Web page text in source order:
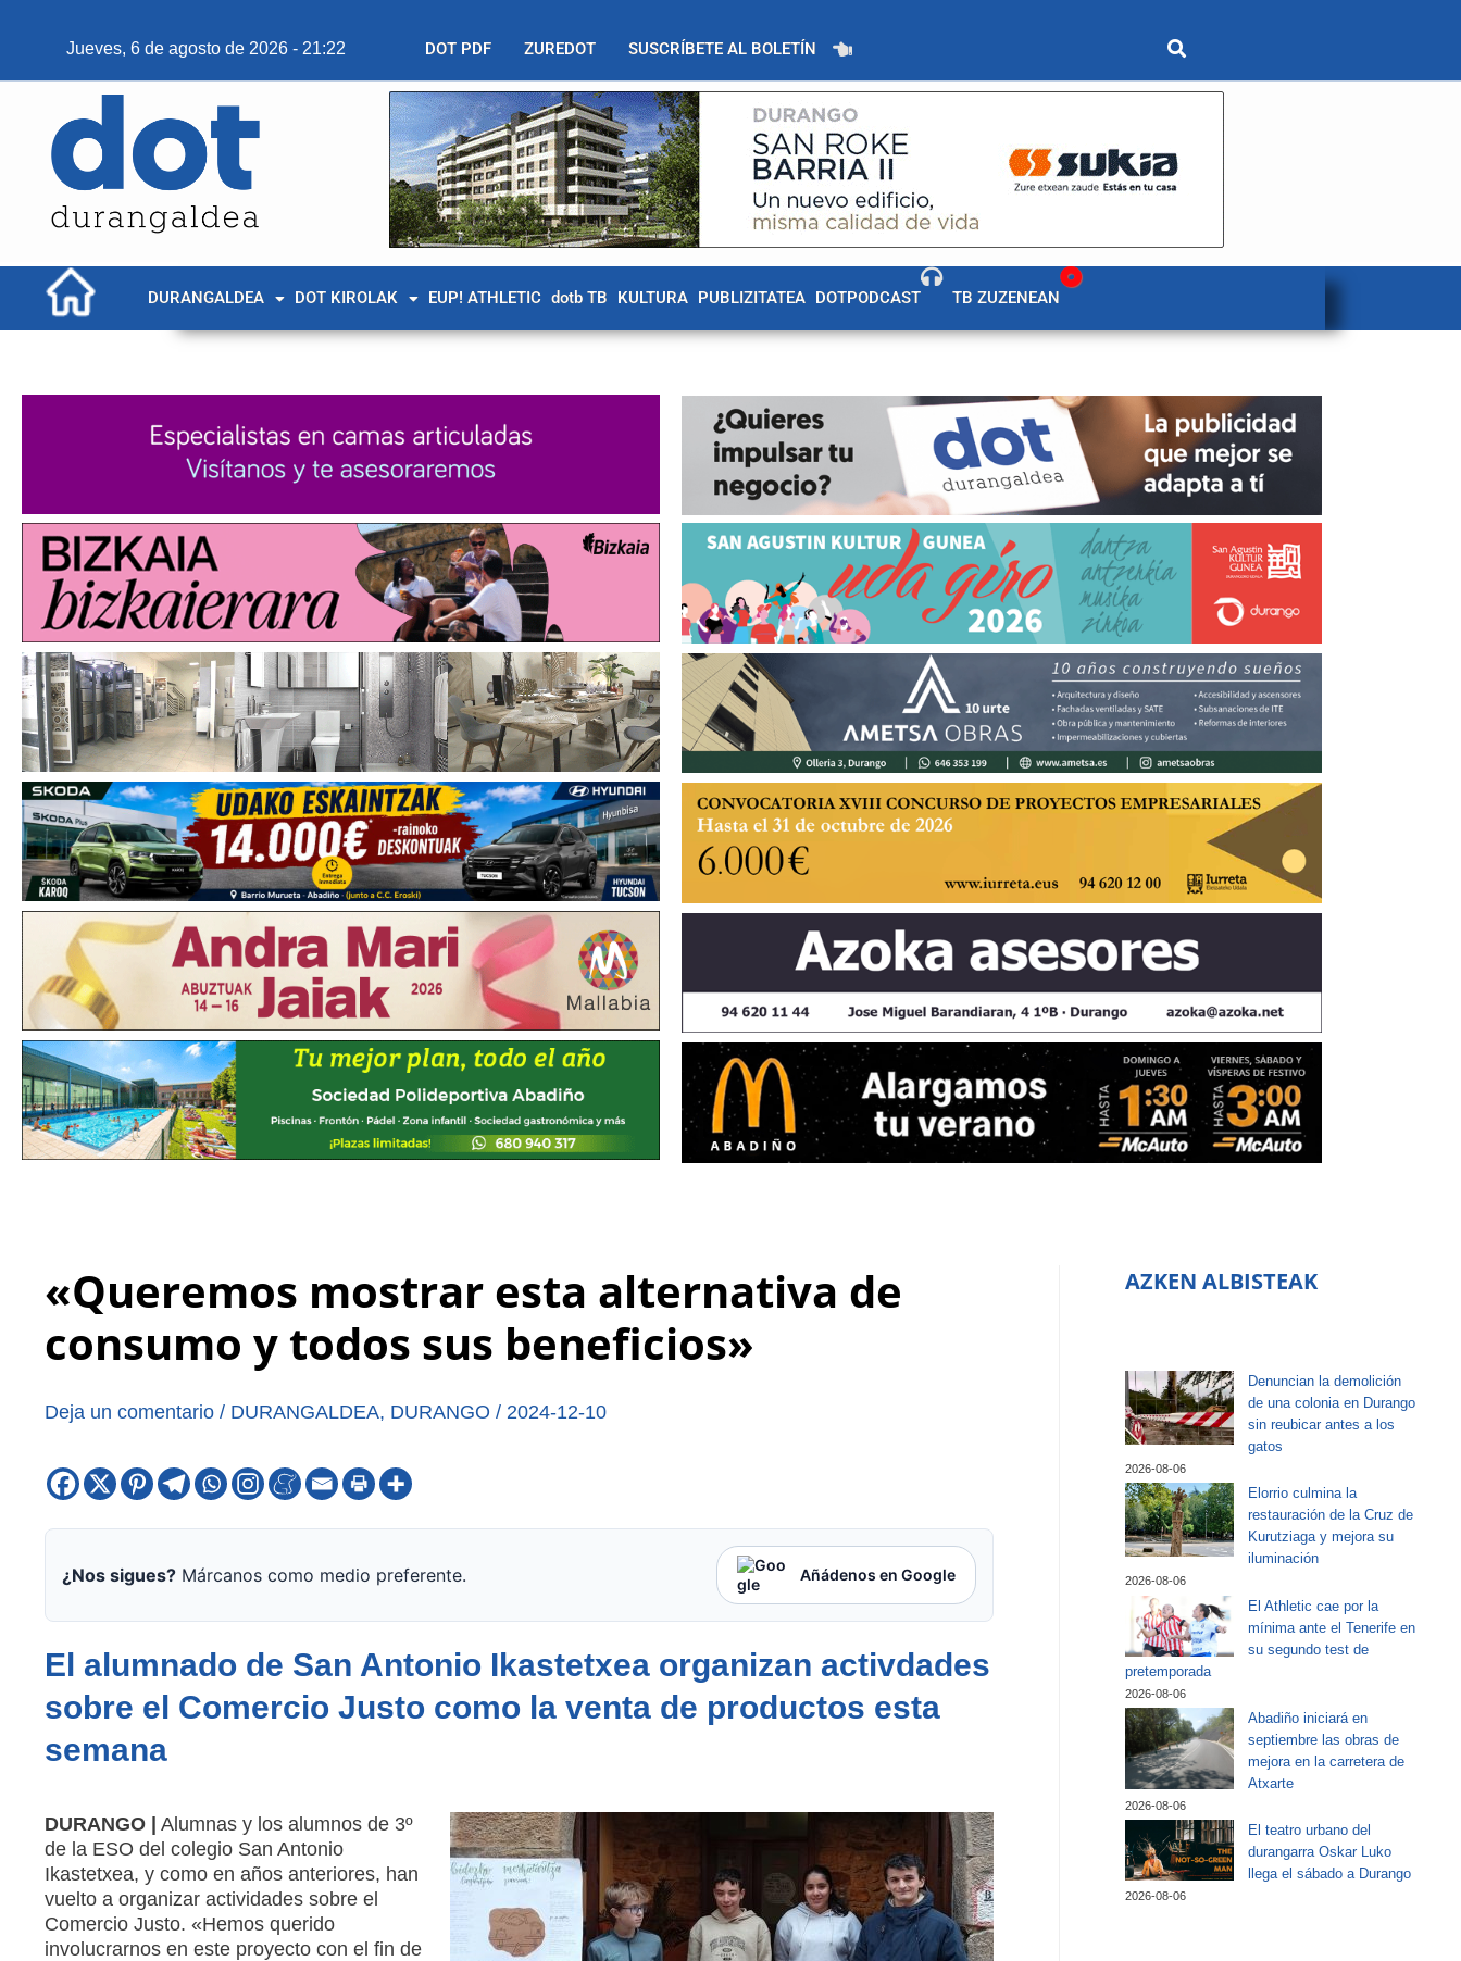
Jueves, 6 de agosto de 2026 - 21:22 DOT PDF ZUREDOT SUSCRÍBETE AL BOLETÍN
DURANGALDEA DOT KIROLAK EUP! ATHLETIC dotb TB KULTURA PUBLIZITATEA DOTPODCAST TB ZUZENEAN
«Queremos mostrar esta alternativa de
consumo y todos sus beneficios»
Deja un comentario / DURANGALDEA, DURANGO / 2024-12-10
¿Nos sigues?Márcanos como medio preferente. Añádenos en Google
El alumnado de San Antonio Ikastetxea organizan activdades
sobre el Comercio Justo como la venta de productos esta
semana
DURANGO | Alumnas y los alumnos de 3º
de la ESO del colegio San Antonio
Ikastetxea, y como en años anteriores, han
vuelto a organizar actividades sobre el
Comercio Justo. «Hemos querido
involucrarnos en este proyecto con el fin de
AZKEN ALBISTEAK
Denuncian la demolición
de una colonia en Durango
sin reubicar antes a los
gatos
2026-08-06
Elorrio culmina la
restauración de la Cruz de
Kurutziaga y mejora su
iluminación
2026-08-06
El Athletic cae por la
mínima ante el Tenerife en
su segundo test de
pretemporada
2026-08-06
Abadiño iniciará en
septiembre las obras de
mejora en la carretera de
Atxarte
2026-08-06
El teatro urbano del
durangarra Oskar Luko
llega el sábado a Durango
2026-08-06